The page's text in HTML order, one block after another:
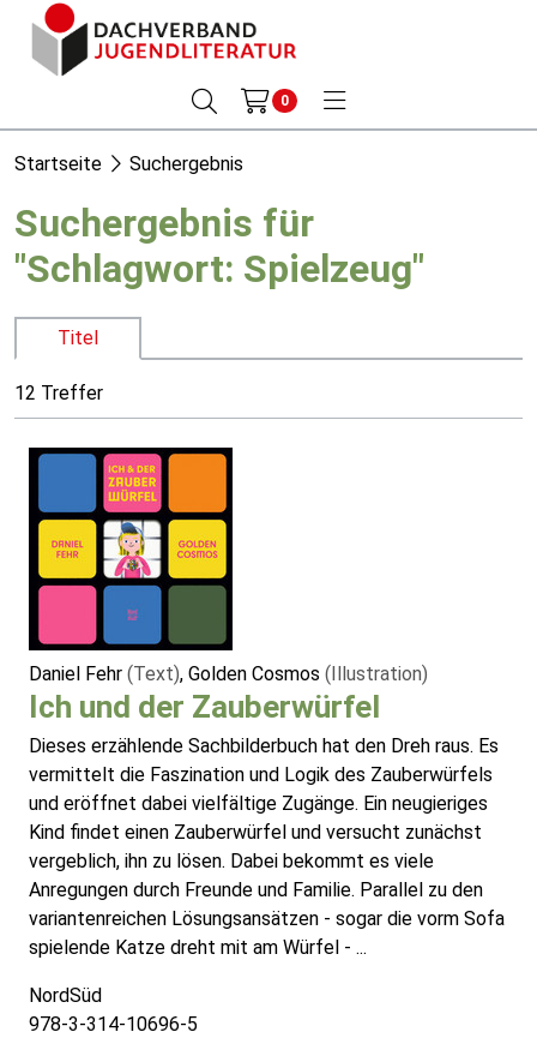
0
Startseite Suchergebnis
Suchergebnis für
"Schlagwort: Spielzeug"
Titel
12 Treffer
Daniel Fehr (Text), Golden Cosmos (Illustration)
Ich und der Zauberwürfel
Dieses erzählende Sachbilderbuch hat den Dreh raus. Es
vermittelt die Faszination und Logik des Zauberwürfels
und eröffnet dabei vielfältige Zugänge. Ein neugieriges
Kind findet einen Zauberwürfel und versucht zunächst
vergeblich, ihn zu lösen. Dabei bekommt es viele
Anregungen durch Freunde und Familie. Parallel zu den
variantenreichen Lösungsansätzen - sogar die vorm Sofa
spielende Katze dreht mit am Würfel - ...
NordSüd
978-3-314-10696-5